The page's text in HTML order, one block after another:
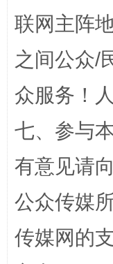
联网主阵
之间公众/
众服务！
七、参与
有意见请
公众传媒
传媒网的